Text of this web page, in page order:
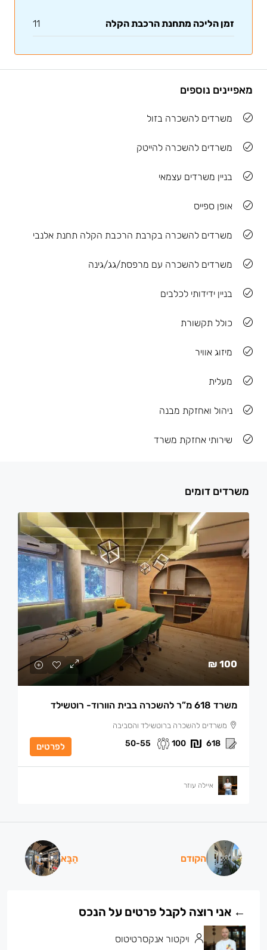
זמן הליכה מתחנת הרכבת הקלה 11
מאפיינים נוספים
משרדים להשכרה בזול
משרדים להשכרה להייטק
בניין משרדים עצמאי
אופן ספייס
משרדים להשכרה בקרבת הרכבת הקלה תחנת אלנבי
משרדים להשכרה עם מרפסת/גג/גינה
בניין ידידותי לכלבים
כולל תקשורת
מיזוג אוויר
מעלית
ניהול ואחזקת מבנה
שירותי אחזקת משרד
משרדים דומים
100 ₪
משרד 618 מ”ר להשכרה בבית הוורוד- רוטשילד
משרדים להשכרה ברוטשילד והסביבה
618
100
50-55 לפרטים
איילה עוזר
הקודם הַבָּא
ויקטור אנקסרטיטוס